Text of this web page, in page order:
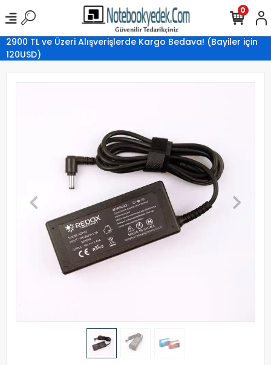
2900 TL ve Üzeri Alışverişlerde Kargo Bedava! (Bayiler için
120USD)
0